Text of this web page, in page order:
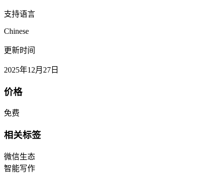
支持语言
Chinese
更新时间
2025年12月27日
价格
免费
相关标签
微信生态
智能写作